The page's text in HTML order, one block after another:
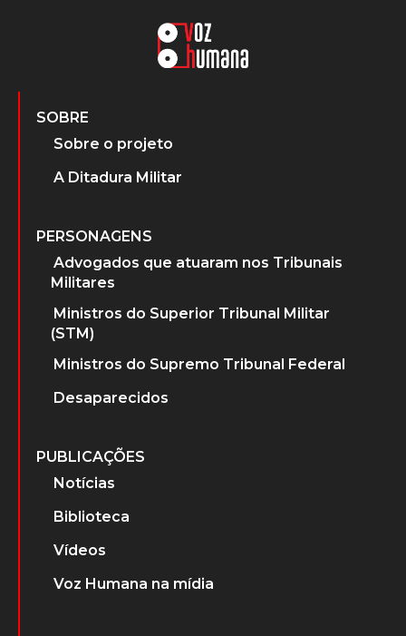
SOBRE
Sobre o projeto
A Ditadura Militar
PERSONAGENS
Advogados que atuaram nos Tribunais
Militares
Ministros do Superior Tribunal Militar
(STM)
Ministros do Supremo Tribunal Federal
Desaparecidos
PUBLICAÇÕES
Notícias
Biblioteca
Vídeos
Voz Humana na mídia